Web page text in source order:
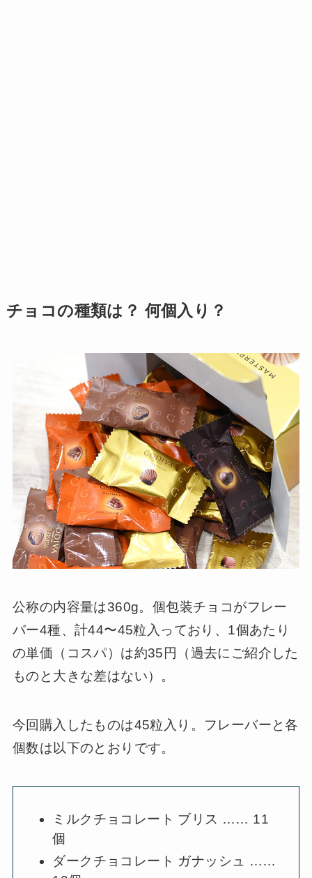
チョコの種類は？ 何個入り？
公称の内容量は360g。個包装チョコがフレー
バー4種、計44〜45粒入っており、1個あたり
の単価（コスパ）は約35円（過去にご紹介した
ものと大きな差はない）。
今回購入したものは45粒入り。フレーバーと各
個数は以下のとおりです。
ミルクチョコレート ブリス …… 11
個
ダークチョコレート ガナッシュ ……